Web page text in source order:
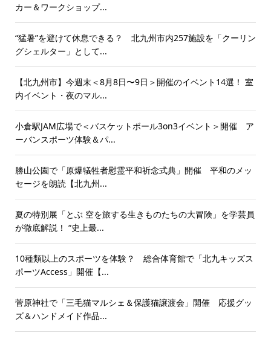
カー＆ワークショップ...
“猛暑”を避けて休息できる？ 北九州市内257施設を「クーリン
グシェルター」として...
【北九州市】今週末＜8月8日〜9日＞開催のイベント14選！ 室
内イベント・夜のマル...
小倉駅JAM広場で＜バスケットボール3on3イベント＞開催 ア
ーバンスポーツ体験＆パ...
勝山公園で「原爆犠牲者慰霊平和祈念式典」開催 平和のメッ
セージを朗読【北九州...
夏の特別展「とぶ 空を旅する生きものたちの大冒険」を学芸員
が徹底解説！ “史上最...
10種類以上のスポーツを体験？ 総合体育館で「北九キッズス
ポーツAccess」開催【...
菅原神社で「三毛猫マルシェ＆保護猫譲渡会」開催 応援グッ
ズ＆ハンドメイド作品...